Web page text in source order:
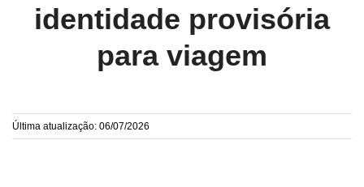
identidade provisória
para viagem
Última atualização: 06/07/2026